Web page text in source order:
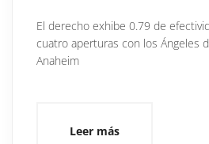
El derecho exhibe 0.79 de
cuatro aperturas con los Ángeles
Anaheim
Leer más